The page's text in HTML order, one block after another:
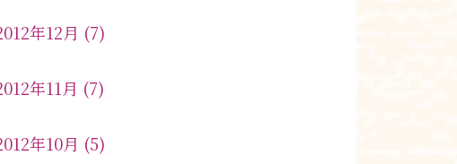
年12月 (7)
年11月 (7)
年10月 (5)